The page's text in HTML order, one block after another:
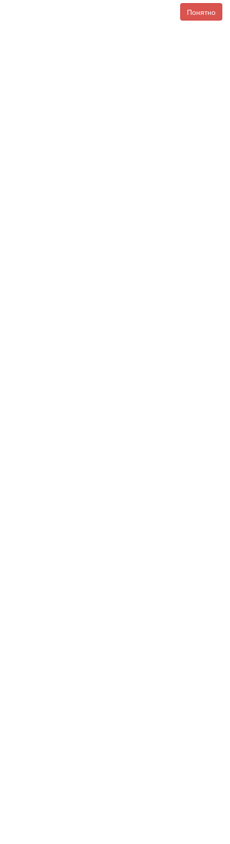
Понятно